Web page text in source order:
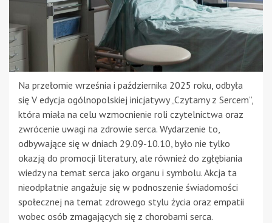
Na przełomie września i października 2025 roku, odbyła
się V edycja ogólnopolskiej inicjatywy „Czytamy z Sercem”,
która miała na celu wzmocnienie roli czytelnictwa oraz
zwrócenie uwagi na zdrowie serca. Wydarzenie to,
odbywające się w dniach 29.09-10.10, było nie tylko
okazją do promocji literatury, ale również do zgłębiania
wiedzy na temat serca jako organu i symbolu. Akcja ta
nieodpłatnie angażuje się w podnoszenie świadomości
społecznej na temat zdrowego stylu życia oraz empatii
wobec osób zmagających się z chorobami serca.